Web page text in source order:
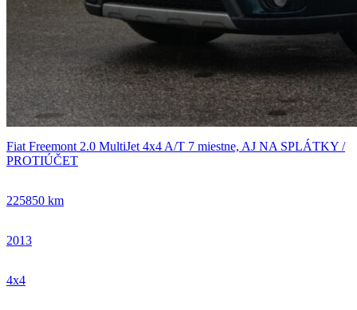
Fiat Freemont 2.0 MultiJet 4x4 A/T 7 miestne, AJ NA SPLÁTKY /
PROTIÚČET
225850 km
2013
4x4